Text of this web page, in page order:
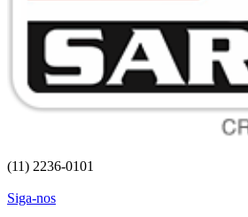
(11) 2236-0101
Siga-nos